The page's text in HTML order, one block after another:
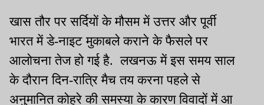
खास तौर पर सर्दियों के मौसम में उत्तर और पूर्वी
भारत में डे-नाइट मुकाबले कराने के फैसले पर
आलोचना तेज हो गई है. लखनऊ में इस समय साल
के दौरान दिन-रात्रि मैच तय करना पहले से
अनुमानित कोहरे की समस्या के कारण विवादों में आ